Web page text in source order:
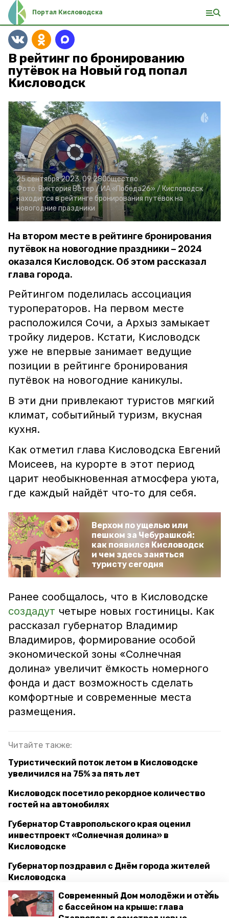
Современный Дом молодёжи и отель
с бассейном на крыше: глава
Портал Кисловодска
В рейтинг по бронированию
путёвок на Новый год попал
Кисловодск
25 сентября 2023, 09:28Общество
Фото: Виктория Ветер /ИА «Победа26» / Кисловодск
находится в рейтинге бронирования путёвок на
новогодние праздники
На втором месте в рейтинге бронирования
путёвок на новогодние праздники – 2024
оказался Кисловодск. Об этом рассказал
глава города.
Рейтингом поделилась ассоциация
туроператоров. На первом месте
расположился Сочи, а Архыз замыкает
тройку лидеров. Кстати, Кисловодск
уже не впервые занимает ведущие
позиции в рейтинге бронирования
путёвок на новогодние каникулы.
В эти дни привлекают туристов мягкий
климат, событийный туризм, вкусная
кухня.
Как отметил глава Кисловодска Евгений
Моисеев, на курорте в этот период
царит необыкновенная атмосфера уюта,
где каждый найдёт что-то для себя.
Верхом по ущелью или
пешком за Чебурашкой:
как появился Кисловодск
и чем здесь заняться
туристу сегодня
Ранее сообщалось, что в Кисловодске
создадут четыре новых гостиницы. Как
рассказал губернатор Владимир
Владимиров, формирование особой
экономической зоны «Солнечная
долина» увеличит ёмкость номерного
фонда и даст возможность сделать
комфортные и современные места
размещения.
Читайте также:
Туристический поток летом в Кисловодске
увеличился на 75% за пять лет
Кисловодск посетило рекордное количество
гостей на автомобилях
Губернатор Ставропольского края оценил
инвестпроект «Солнечная долина» в
Кисловодске
Губернатор поздравил с Днём города жителей
Кисловодска
кисловодск рейтинг ставрополье